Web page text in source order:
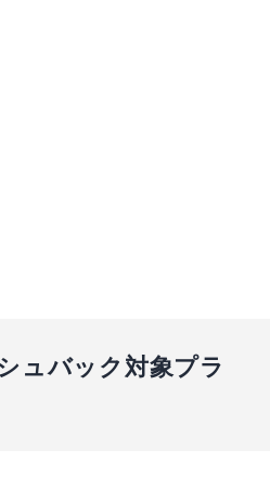
ュバック対象プラ